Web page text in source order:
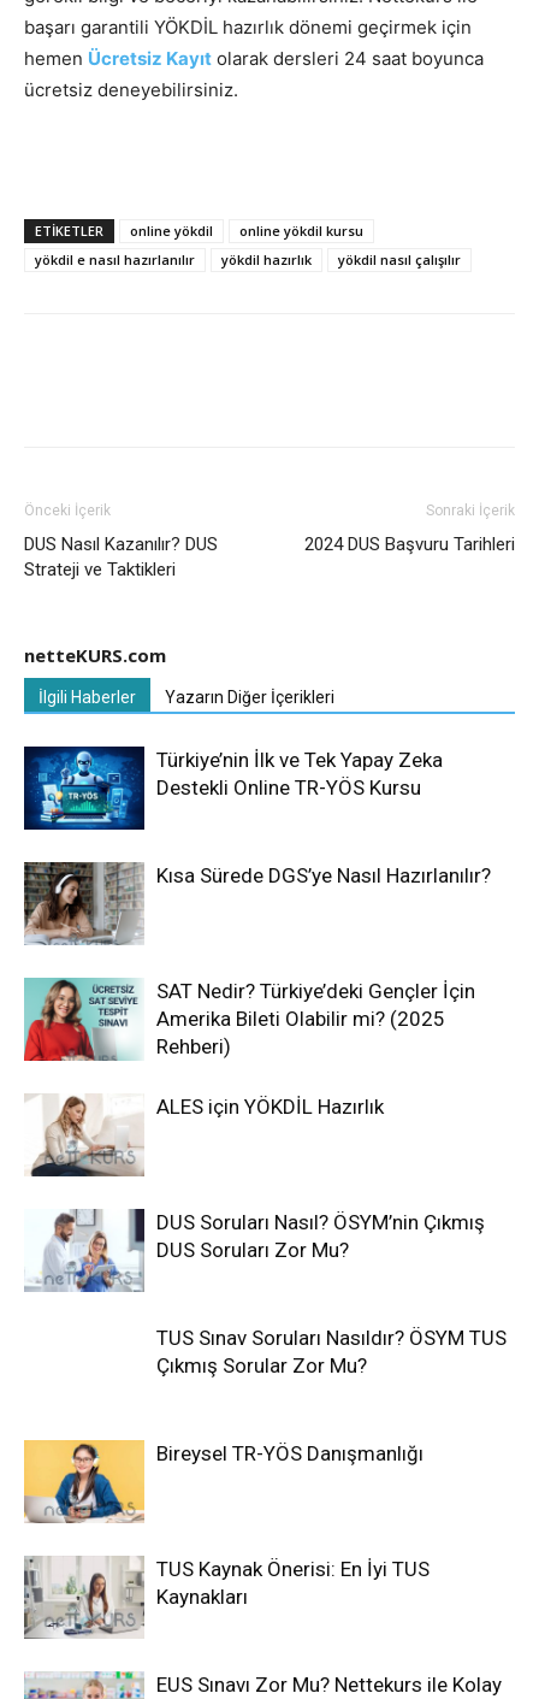
başarı garantili YÖKDİL hazırlık dönemi geçirmek için
hemen Ücretsiz Kayıt olarak dersleri 24 saat boyunca
ücretsiz deneyebilirsiniz.
ETIKETLER online yökdil
online yökdil kursu
yökdil e nasıl hazırlanılır
yökdil hazırlık yökdil nasıl çalışılır
Önceki İçerik
DUS Nasıl Kazanılır? DUS
Strateji ve Taktikleri
Sonraki İçerik
2024 DUS Başvuru Tarihleri
netteKURS.com
İlgili Haberler Yazarın Diğer İçerikleri
Türkiye’nin İlk ve Tek Yapay Zeka
Destekli Online TR-YÖS Kursu
Kısa Sürede DGS’ye Nasıl Hazırlanılır?
SAT Nedir? Türkiye’deki Gençler İçin
Amerika Bileti Olabilir mi? (2025
Rehberi)
ALES için YÖKDİL Hazırlık
DUS Soruları Nasıl? ÖSYM’nin Çıkmış
DUS Soruları Zor Mu?
TUS Sınav Soruları Nasıldır? ÖSYM TUS
Çıkmış Sorular Zor Mu?
Bireysel TR-YÖS Danışmanlığı
TUS Kaynak Önerisi: En İyi TUS
Kaynakları
EUS Sınavı Zor Mu? Nettekurs ile Kolay